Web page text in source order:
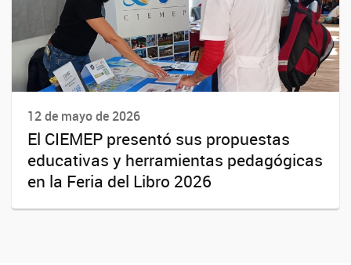
12 de mayo de 2026
El CIEMEP presentó sus propuestas
educativas y herramientas pedagógicas
en la Feria del Libro 2026